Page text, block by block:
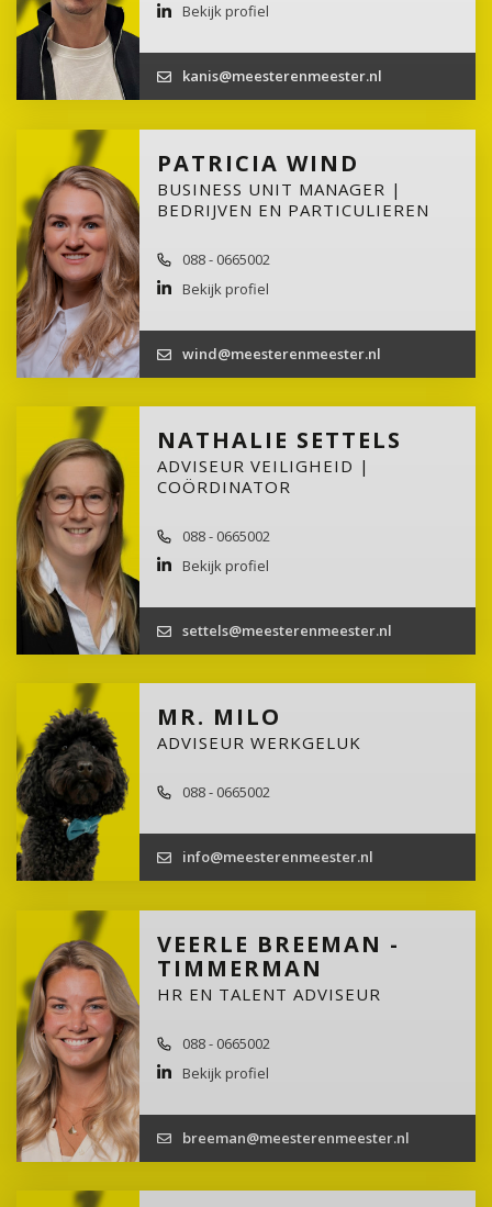
Bekijk profiel
kanis@meesterenmeester.nl
PATRICIA WIND
BUSINESS UNIT MANAGER |
BEDRIJVEN EN PARTICULIEREN
088 - 0665002
Bekijk profiel
wind@meesterenmeester.nl
NATHALIE SETTELS
ADVISEUR VEILIGHEID |
COÖRDINATOR
088 - 0665002
Bekijk profiel
settels@meesterenmeester.nl
MR. MILO
ADVISEUR WERKGELUK
088 - 0665002
info@meesterenmeester.nl
VEERLE BREEMAN -
TIMMERMAN
HR EN TALENT ADVISEUR
088 - 0665002
Bekijk profiel
breeman@meesterenmeester.nl